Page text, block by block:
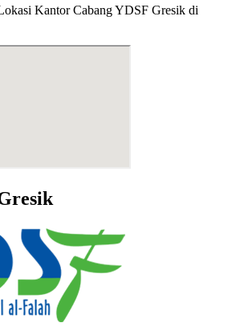
Kantor Cabang YDSF Gresik di